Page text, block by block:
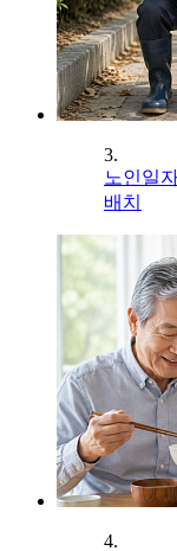
3.
노인일
배치
4.